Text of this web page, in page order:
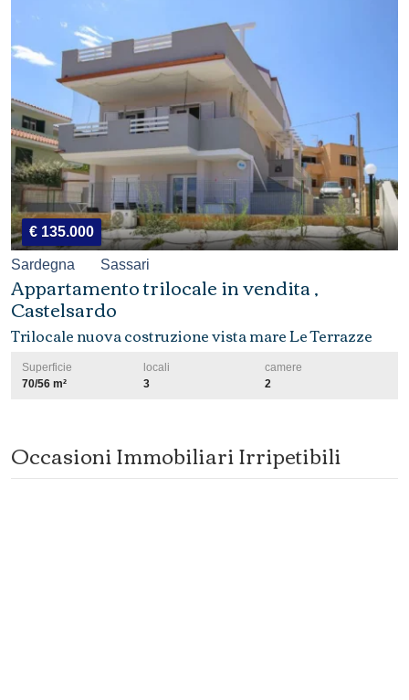
€ 135.000
Sardegna Sassari
Appartamento trilocale in vendita ,
Castelsardo
Trilocale nuova costruzione vista mare Le Terrazze
Superficie
70/56 m²
locali
3
camere
2
Occasioni Immobiliari Irripetibili